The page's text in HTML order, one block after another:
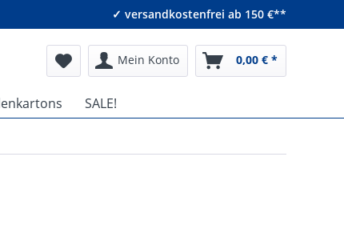
✓ versandkostenfrei ab 150 €**
Mein Konto 0,00 € *
SALE!